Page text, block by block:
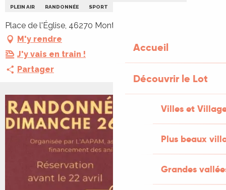
Accueil
Découvrir le Lot
Villes et
Plus beaux
Grandes
PLEIN AIR
RANDONNÉE SPORT
Place de l'Église, 46270 Montredon
M'y rendre
J'y vais en train !
Partager